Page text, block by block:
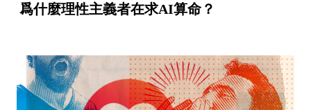
爲什麼理性主義者在求AI算命？